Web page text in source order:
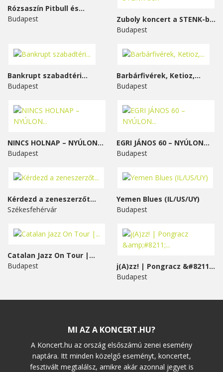
Rózsaszín Pitbull és...
Budapest
Zuboly koncert a STENK-ben
Budapest
Bankrupt szabadtéri...
Budapest
Barbárfivérek, Ketioz,...
Budapest
NINCS HOLNAP – NYÚLON...
Budapest
EGRI JÁNOS 60 – NYÚLON...
Budapest
Kérdezd a zeneszerzőt...
Székesfehérvár
Yemen Blues (IL/US/UY)
Budapest
Catalan Jazz On Tour |...
Budapest
j(A)zz! | Pongracz &#8211;...
Budapest
MI AZ A KONCERT.HU?
A Koncert.hu az ország elsőszámú zenei esemény
naptára. Itt minden közelgő eseményt, koncertet,
fesztivált megtalálsz, amikre akár azonnal jegyet is